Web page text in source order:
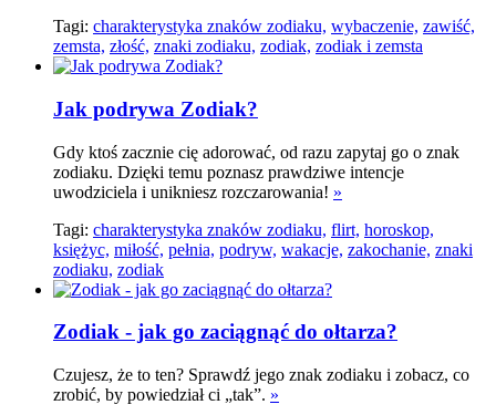
Tagi: charakterystyka znaków zodiaku, wybaczenie, zawiść,
zemsta, złość, znaki zodiaku, zodiak, zodiak i zemsta
Jak podrywa Zodiak?
Gdy ktoś zacznie cię adorować, od razu zapytaj go o znak
zodiaku. Dzięki temu poznasz prawdziwe intencje
uwodziciela i unikniesz rozczarowania! »
Tagi: charakterystyka znaków zodiaku, flirt, horoskop,
księżyc, miłość, pełnia, podryw, wakacje, zakochanie, znaki
zodiaku, zodiak
Zodiak - jak go zaciągnąć do ołtarza?
Czujesz, że to ten? Sprawdź jego znak zodiaku i zobacz, co
zrobić, by powiedział ci „tak”. »